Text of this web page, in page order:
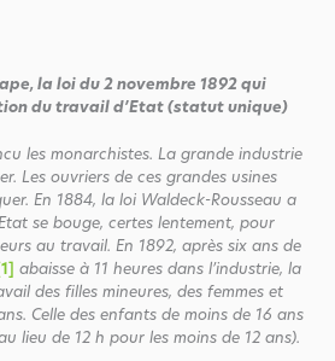
la loi du 2 novembre 1892 qui
du travail d’Etat (statut unique)
les monarchistes. La grande industrie
Les ouvriers de ces grandes usines
En 1884, la loi Waldeck-Rousseau a
se bouge, certes lentement, pour
au travail. En 1892, après six ans de
[1]
abaisse à 11 heures dans l’industrie, la
des filles mineures, des femmes et
Celle des enfants de moins de 16 ans
lieu de 12 h pour les moins de 12 ans).